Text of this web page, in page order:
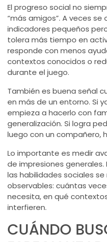
El progreso social no
“más amigos”. A veces
indicadores pequeños
tolera más tiempo en
responde con menos
contextos conocidos o
durante el juego.
También es buena señal
en más de un entorno. Si
empieza a hacerlo con
generalización. Si logra
luego con un compañero,
Lo importante es medir
de impresiones generales.
las habilidades sociales
observables: cuántas
necesita, en qué
interfieren.
CUÁNDO